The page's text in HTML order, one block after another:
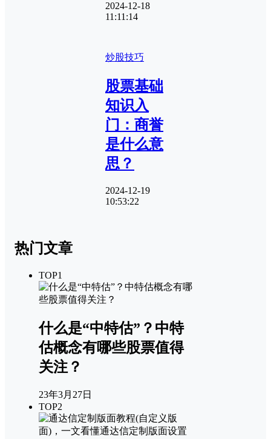
2024-12-18
11:11:14
炒股技巧
股票基础
知识入
门：商誉
是什么意
思？
2024-12-19
10:53:22
热门文章
TOP1
什么是“中特估”？中特
估概念有哪些股票值得
关注？
23年3月27日
TOP2